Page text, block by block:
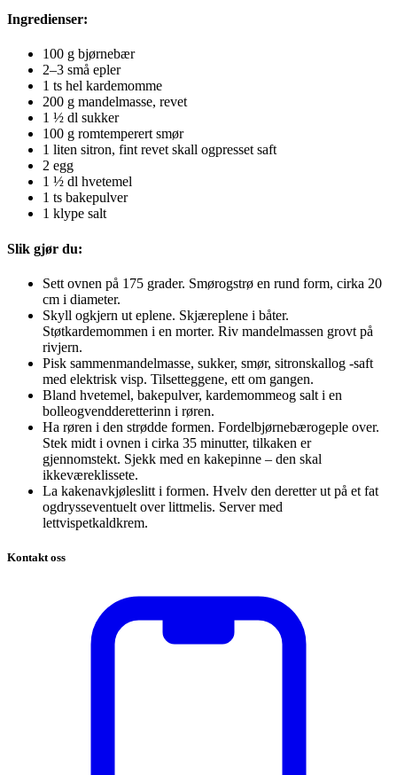
Ingredienser:
100 g bjørnebær
2–3 små epler
1 ts hel kardemomme
200 g mandelmasse, revet
1 ½ dl sukker
100 g romtemperert smør
1 liten sitron, fint revet skall ogpresset saft
2 egg
1 ½ dl hvetemel
1 ts bakepulver
1 klype salt
Slik gjør du:
Sett ovnen på 175 grader. Smørogstrø en rund form, cirka 20
cm i diameter.
Skyll ogkjern ut eplene. Skjæreplene i båter.
Støtkardemommen i en morter. Riv mandelmassen grovt på
rivjern.
Pisk sammenmandelmasse, sukker, smør, sitronskallog -saft
med elektrisk visp. Tilsetteggene, ett om gangen.
Bland hvetemel, bakepulver, kardemommeog salt i en
bolleogvendderetterinn i røren.
Ha røren i den strødde formen. Fordelbjørnebærogeple over.
Stek midt i ovnen i cirka 35 minutter, tilkaken er
gjennomstekt. Sjekk med en kakepinne – den skal
ikkeværeklissete.
La kakenavkjøleslitt i formen. Hvelv den deretter ut på et fat
ogdrysseventuelt over littmelis. Server med
lettvispetkaldkrem.
Kontakt oss